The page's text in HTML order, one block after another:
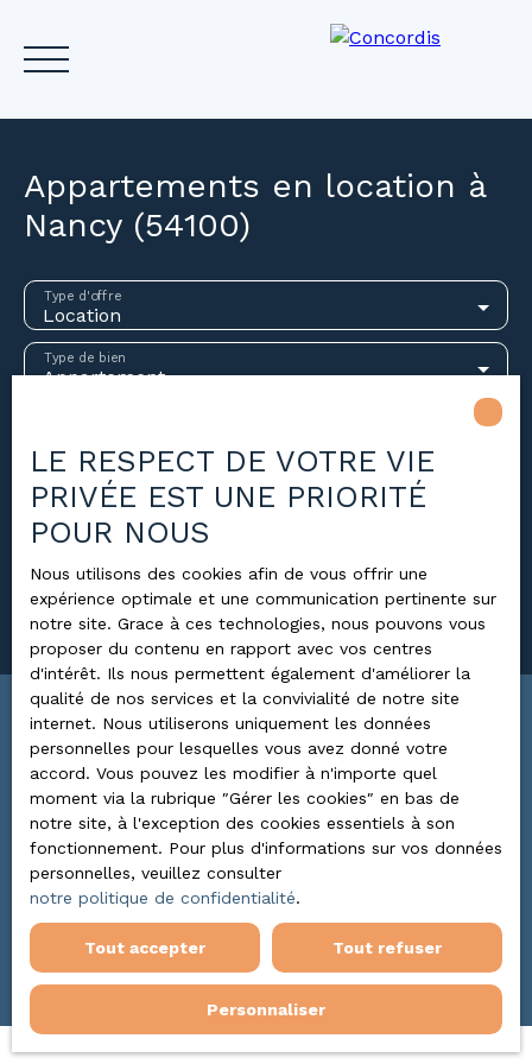
Estimez votre bien
Appartements en location à
Nancy (54100)
Location
Type d'offre
Appartement
Type de bien
Loyer max (€/mois)
Rechercher
Pertinence
Trier par
ALERTE MAIL
Aucun résultat
LE RESPECT DE VOTRE VIE
PRIVÉE EST UNE PRIORITÉ
POUR NOUS
Nous utilisons des cookies afin de vous offrir une
expérience optimale et une communication pertinente sur
notre site. Grace à ces technologies, nous pouvons vous
proposer du contenu en rapport avec vos centres
d'intérêt. Ils nous permettent également d'améliorer la
qualité de nos services et la convivialité de notre site
internet. Nous utiliserons uniquement les données
personnelles pour lesquelles vous avez donné votre
accord. Vous pouvez les modifier à n'importe quel
moment via la rubrique ″Gérer les cookies″ en bas de
notre site, à l'exception des cookies essentiels à son
fonctionnement. Pour plus d'informations sur vos données
personnelles, veuillez consulter
notre politique de confidentialité.
Tout accepter Tout refuser
Personnaliser